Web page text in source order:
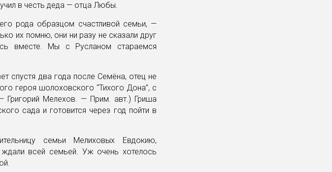
в честь деда — отца Любы.
рода образцом счастливой семьи, —
их помню, они ни разу не сказали друг
вместе. Мы с Русланом стараемся
спустя два года после Семёна, отец не
героя шолоховского “Тихого Дона”, с
Григорий Мелехов. — Прим. авт.) Гриша
сада и готовится через год пойти в
семьи Мелиховых Евдокию,
всей семьей. Уж очень хотелось